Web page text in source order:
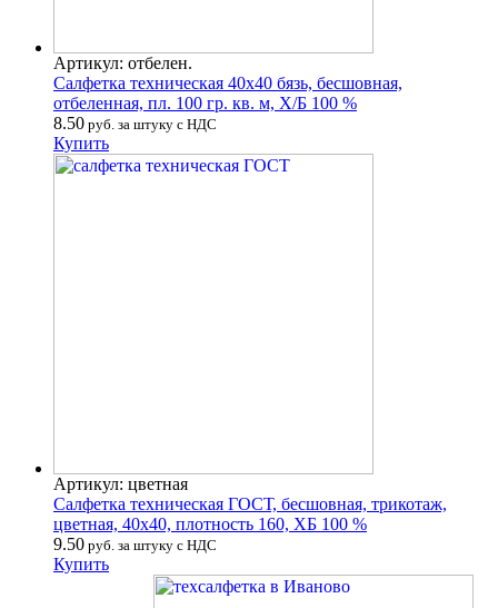
Артикул: отбелен.
Салфетка техническая 40х40 бязь, бесшовная,
отбеленная, пл. 100 гр. кв. м, Х/Б 100 %
8.50 руб. за штуку с НДС
Купить
Артикул: цветная
Салфетка техническая ГОСТ, бесшовная, трикотаж,
цветная, 40х40, плотность 160, ХБ 100 %
9.50 руб. за штуку с НДС
Купить